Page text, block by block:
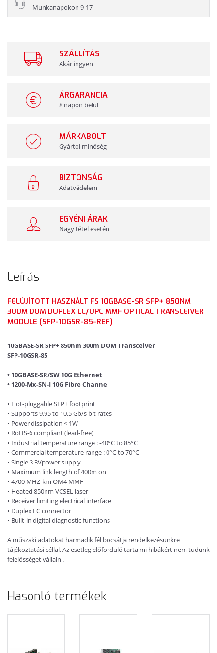
Munkanapokon 9-17
SZÁLLÍTÁS
Akár ingyen
ÁRGARANCIA
8 napon belül
MÁRKABOLT
Gyártói minőség
BIZTONSÁG
Adatvédelem
EGYÉNI ÁRAK
Nagy tétel esetén
Leírás
FELÚJÍTOTT HASZNÁLT FS 10GBASE-SR SFP+ 850NM
300M DOM DUPLEX LC/UPC MMF OPTICAL TRANSCEIVER
MODULE (SFP-10GSR-85-REF)
10GBASE-SR SFP+ 850nm 300m DOM Transceiver
SFP-10GSR-85
• 10GBASE-SR/SW 10G Ethernet
• 1200-Mx-SN-I 10G Fibre Channel
• Hot-pluggable SFP+ footprint
• Supports 9.95 to 10.5 Gb/s bit rates
• Power dissipation < 1W
• RoHS-6 compliant (lead-free)
• Industrial temperature range : -40°C to 85°C
• Commercial temperature range : 0°C to 70°C
• Single 3.3Vpower supply
• Maximum link length of 400m on
• 4700 MHZ-km OM4 MMF
• Heated 850nm VCSEL laser
• Receiver limiting electrical interface
• Duplex LC connector
• Built-in digital diagnostic functions
A műszaki adatokat harmadik fél bocsátja rendelkezésünkre
tájékoztatási céllal. Az esetleg előforduló tartalmi hibákért nem tudunk
felelősséget vállalni.
Hasonló termékek